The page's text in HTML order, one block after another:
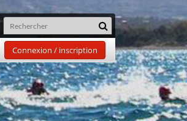
Connexion / inscription